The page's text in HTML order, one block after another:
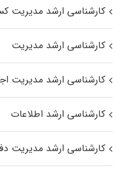
کارشناسی ارشد مدیریت
کارشناسی ارشد مدیریت
کارشناسی ارشد مدیریت
کارشناسی ارشد اطلاعات
کارشناسی ارشد مدیریت